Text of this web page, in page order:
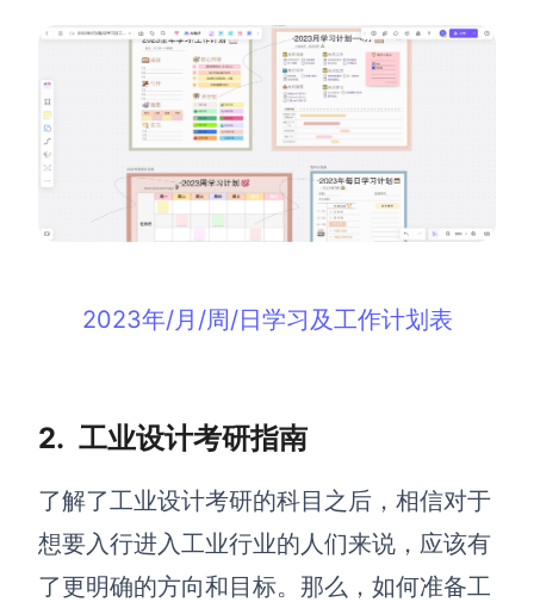
满足企业级团队协作和管理需求
帮助中心
获取详细功能指南和技术支持
知识分享社区
定价2023年/月/周/日学习及工作计划表
2. 工业设计考研指南
了解了工业设计考研的科目之后，相信对于
想要入行进入工业行业的人们来说，应该有
了更明确的方向和目标。那么，如何准备工